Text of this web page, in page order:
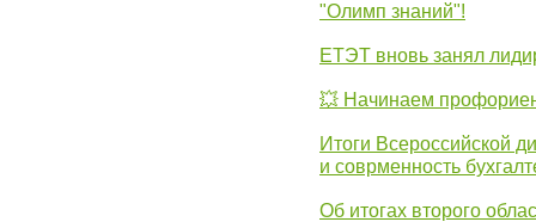
"Олимп знаний"!
ЕТЭТ вновь занял
💥 Начинаем
Итоги Всероссийской
и соврменность
Об итогах второго